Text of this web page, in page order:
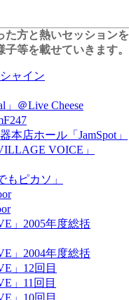
た方と熱いセッションを
等を載せていきます。
ャイン
」＠Live Cheese
本店ホール「JamSpot」
VOICE」
ピカソ」
」2005年度総括
」2004年度総括
」12回目
」11回目
」10回目